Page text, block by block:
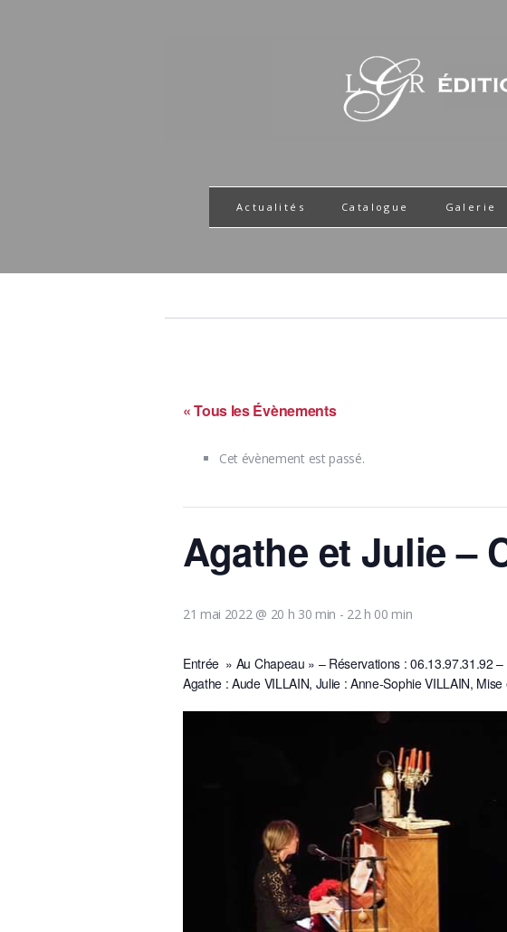
Actualités Catalogue Galerie
« Tous les Évènements
Cet évènement est passé.
Agathe et Julie –
21 mai 2022 @ 20 h 30 min - 22 h 00 min
Entrée » Au Chapeau » – Réservations : 06.13.97.31.92 –
Agathe : Aude VILLAIN, Julie : Anne-Sophie VILLAIN,